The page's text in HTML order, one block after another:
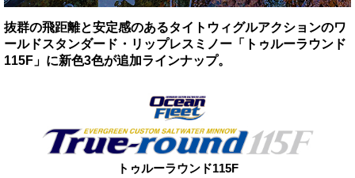
抜群の飛距離と安定感のあるタイトウィグルアクションのワ
ールドスタンダード・リップレスミノー「トゥルーラウンド
115F」に新色3色が追加ラインナップ。
トゥルーラウンド115F